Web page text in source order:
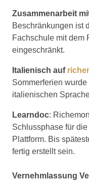
Zusammenarbeit
Beschränkungen ist
Fachschule mit dem
eingeschränkt.
Italienisch auf
Sommerferien
italienischen
Learndoc:
Schlussphase für
Plattform. Bis
fertig erstellt sein.
Vernehmlassung